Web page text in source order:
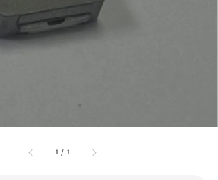
1 / 1